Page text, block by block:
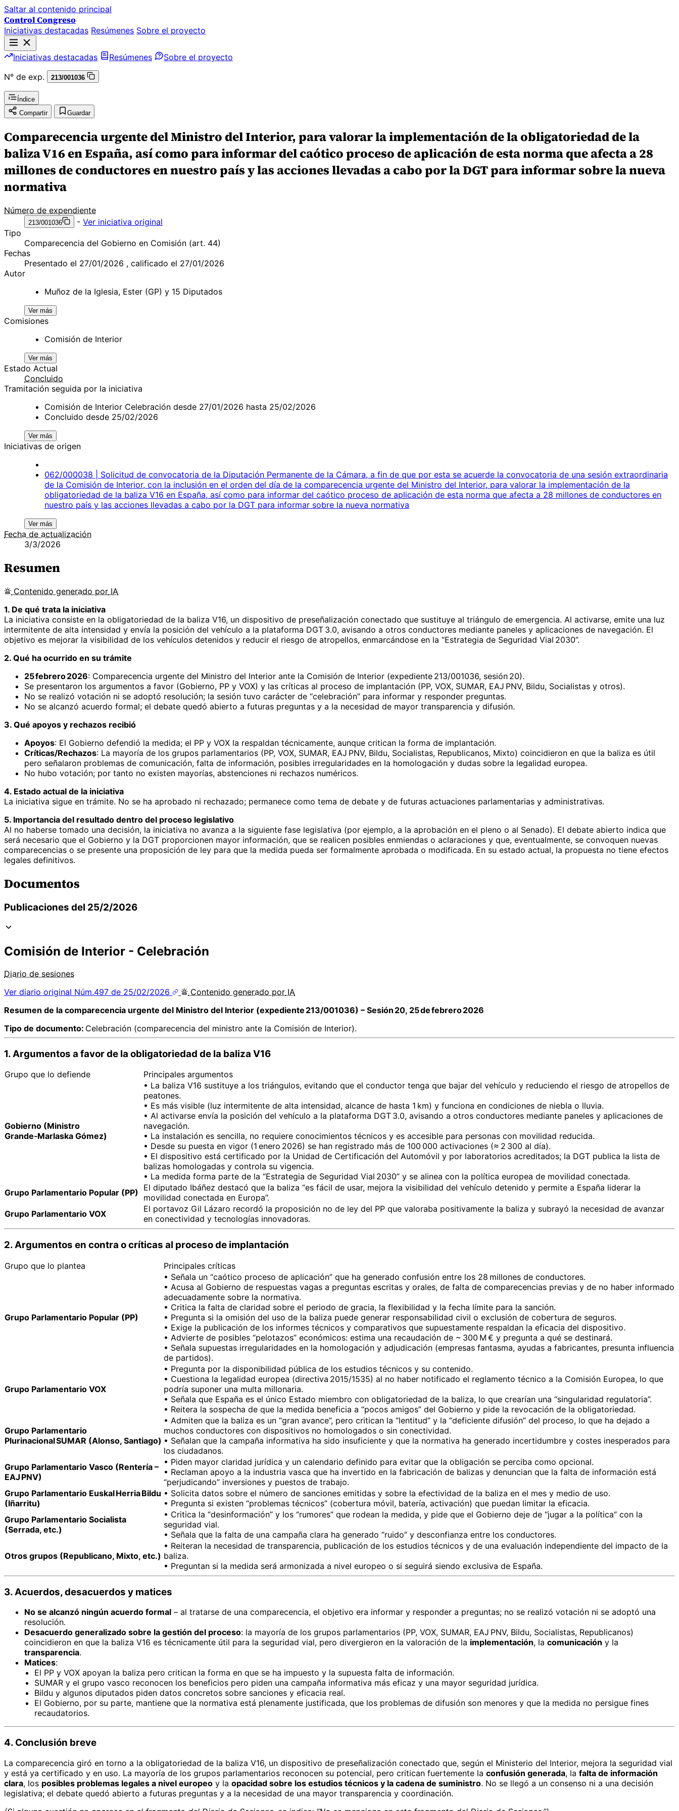
Saltar al contenido principal
Control Congreso
Iniciativas destacadas Resúmenes Sobre el proyecto
Iniciativas destacadas Resúmenes
Sobre el proyecto
N° de exp.
213/001036
Índice
Compartir
Guardar
Comparecencia urgente del Ministro del Interior, para valorar la implementación de la obligatoriedad de la
baliza V16 en España, así como para informar del caótico proceso de aplicación de esta norma que afecta a 28
millones de conductores en nuestro país y las acciones llevadas a cabo por la DGT para informar sobre la nueva
normativa
Número de expendiente
213/001036 - Ver iniciativa original
Tipo
Comparecencia del Gobierno en Comisión (art. 44)
Fechas
Presentado el 27/01/2026 , calificado el 27/01/2026
Autor
Muñoz de la Iglesia, Ester (GP) y 15 Diputados
Ver más
Comisiones
Comisión de Interior
Ver más
Estado Actual
Concluido
Tramitación seguida por la iniciativa
Comisión de Interior Celebración desde 27/01/2026 hasta 25/02/2026
Concluido desde 25/02/2026
Ver más
Iniciativas de origen
062/000038 | Solicitud de convocatoria de la Diputación Permanente de la Cámara, a fin de que por esta se acuerde la convocatoria de una sesión extraordinaria
de la Comisión de Interior, con la inclusión en el orden del día de la comparecencia urgente del Ministro del Interior, para valorar la implementación de la
obligatoriedad de la baliza V16 en España, así como para informar del caótico proceso de aplicación de esta norma que afecta a 28 millones de conductores en
nuestro país y las acciones llevadas a cabo por la DGT para informar sobre la nueva normativa
Ver más
Fecha de actualización
3/3/2026
Resumen
Contenido generado por IA
1. De qué trata la iniciativa
La iniciativa consiste en la obligatoriedad de la baliza V16, un dispositivo de preseñalización conectado que sustituye al triángulo de emergencia. Al activarse, emite una luz
intermitente de alta intensidad y envía la posición del vehículo a la plataforma DGT 3.0, avisando a otros conductores mediante paneles y aplicaciones de navegación. El
objetivo es mejorar la visibilidad de los vehículos detenidos y reducir el riesgo de atropellos, enmarcándose en la “Estrategia de Seguridad Vial 2030”.
2. Qué ha ocurrido en su trámite
25 febrero 2026: Comparecencia urgente del Ministro del Interior ante la Comisión de Interior (expediente 213/001036, sesión 20).
Se presentaron los argumentos a favor (Gobierno, PP y VOX) y las críticas al proceso de implantación (PP, VOX, SUMAR, EAJ PNV, Bildu, Socialistas y otros).
No se realizó votación ni se adoptó resolución; la sesión tuvo carácter de “celebración” para informar y responder preguntas.
No se alcanzó acuerdo formal; el debate quedó abierto a futuras preguntas y a la necesidad de mayor transparencia y difusión.
3. Qué apoyos y rechazos recibió
Apoyos: El Gobierno defendió la medida; el PP y VOX la respaldan técnicamente, aunque critican la forma de implantación.
Críticas/Rechazos: La mayoría de los grupos parlamentarios (PP, VOX, SUMAR, EAJ PNV, Bildu, Socialistas, Republicanos, Mixto) coincidieron en que la baliza es útil
pero señalaron problemas de comunicación, falta de información, posibles irregularidades en la homologación y dudas sobre la legalidad europea.
No hubo votación; por tanto no existen mayorías, abstenciones ni rechazos numéricos.
4. Estado actual de la iniciativa
La iniciativa sigue en trámite. No se ha aprobado ni rechazado; permanece como tema de debate y de futuras actuaciones parlamentarias y administrativas.
5. Importancia del resultado dentro del proceso legislativo
Al no haberse tomado una decisión, la iniciativa no avanza a la siguiente fase legislativa (por ejemplo, a la aprobación en el pleno o al Senado). El debate abierto indica que
será necesario que el Gobierno y la DGT proporcionen mayor información, que se realicen posibles enmiendas o aclaraciones y que, eventualmente, se convoquen nuevas
comparecencias o se presente una proposición de ley para que la medida pueda ser formalmente aprobada o modificada. En su estado actual, la propuesta no tiene efectos
legales definitivos.
Documentos
Publicaciones del 25/2/2026
Comisión de Interior - Celebración
Diario de sesiones
Ver diario original Núm.497 de 25/02/2026 Contenido generado por IA
Resumen de la comparecencia urgente del Ministro del Interior (expediente 213/001036) – Sesión 20, 25 de febrero 2026
Tipo de documento: Celebración (comparecencia del ministro ante la Comisión de Interior).
1. Argumentos a favor de la obligatoriedad de la baliza V16
Grupo que lo defiende Principales argumentos
Gobierno (Ministro
Grande‑Marlaska Gómez)
• La baliza V16 sustituye a los triángulos, evitando que el conductor tenga que bajar del vehículo y reduciendo el riesgo de atropellos de
peatones.
• Es más visible (luz intermitente de alta intensidad, alcance de hasta 1 km) y funciona en condiciones de niebla o lluvia.
• Al activarse envía la posición del vehículo a la plataforma DGT 3.0, avisando a otros conductores mediante paneles y aplicaciones de
navegación.
• La instalación es sencilla, no requiere conocimientos técnicos y es accesible para personas con movilidad reducida.
• Desde su puesta en vigor (1 enero 2026) se han registrado más de 100 000 activaciones (≈ 2 300 al día).
• El dispositivo está certificado por la Unidad de Certificación del Automóvil y por laboratorios acreditados; la DGT publica la lista de
balizas homologadas y controla su vigencia.
• La medida forma parte de la “Estrategia de Seguridad Vial 2030” y se alinea con la política europea de movilidad conectada.
Grupo Parlamentario Popular (PP)
El diputado Ibáñez destacó que la baliza “es fácil de usar, mejora la visibilidad del vehículo detenido y permite a España liderar la
movilidad conectada en Europa”.
Grupo Parlamentario VOX
El portavoz Gil Lázaro recordó la proposición no de ley del PP que valoraba positivamente la baliza y subrayó la necesidad de avanzar
en conectividad y tecnologías innovadoras.
2. Argumentos en contra o críticas al proceso de implantación
Grupo que lo plantea Principales críticas
Grupo Parlamentario Popular (PP)
• Señala un “caótico proceso de aplicación” que ha generado confusión entre los 28 millones de conductores.
• Acusa al Gobierno de respuestas vagas a preguntas escritas y orales, de falta de comparecencias previas y de no haber informado
adecuadamente sobre la normativa.
• Critica la falta de claridad sobre el periodo de gracia, la flexibilidad y la fecha límite para la sanción.
• Pregunta si la omisión del uso de la baliza puede generar responsabilidad civil o exclusión de cobertura de seguros.
• Exige la publicación de los informes técnicos y comparativos que supuestamente respaldan la eficacia del dispositivo.
• Advierte de posibles “pelotazos” económicos: estima una recaudación de ~ 300 M € y pregunta a qué se destinará.
• Señala supuestas irregularidades en la homologación y adjudicación (empresas fantasma, ayudas a fabricantes, presunta influencia
de partidos).
Grupo Parlamentario VOX
• Pregunta por la disponibilidad pública de los estudios técnicos y su contenido.
• Cuestiona la legalidad europea (directiva 2015/1535) al no haber notificado el reglamento técnico a la Comisión Europea, lo que
podría suponer una multa millonaria.
• Señala que España es el único Estado miembro con obligatoriedad de la baliza, lo que crearían una “singularidad regulatoria”.
• Reitera la sospecha de que la medida beneficia a “pocos amigos” del Gobierno y pide la revocación de la obligatoriedad.
Grupo Parlamentario
Plurinacional SUMAR (Alonso, Santiago)
• Admiten que la baliza es un “gran avance”, pero critican la “lentitud” y la “deficiente difusión” del proceso, lo que ha dejado a
muchos conductores con dispositivos no homologados o sin conectividad.
• Señalan que la campaña informativa ha sido insuficiente y que la normativa ha generado incertidumbre y costes inesperados para
los ciudadanos.
Grupo Parlamentario Vasco (Rentería –
EAJ PNV)
• Piden mayor claridad jurídica y un calendario definido para evitar que la obligación se perciba como opcional.
• Reclaman apoyo a la industria vasca que ha invertido en la fabricación de balizas y denuncian que la falta de información está
“perjudicando” inversiones y puestos de trabajo.
Grupo Parlamentario Euskal Herria Bildu
(Iñarritu)
• Solicita datos sobre el número de sanciones emitidas y sobre la efectividad de la baliza en el mes y medio de uso.
• Pregunta si existen “problemas técnicos” (cobertura móvil, batería, activación) que puedan limitar la eficacia.
Grupo Parlamentario Socialista
(Serrada, etc.)
• Critica la “desinformación” y los “rumores” que rodean la medida, y pide que el Gobierno deje de “jugar a la política” con la
seguridad vial.
• Señala que la falta de una campaña clara ha generado “ruido” y desconfianza entre los conductores.
Otros grupos (Republicano, Mixto, etc.)
• Reiteran la necesidad de transparencia, publicación de los estudios técnicos y de una evaluación independiente del impacto de la
baliza.
• Preguntan si la medida será armonizada a nivel europeo o si seguirá siendo exclusiva de España.
3. Acuerdos, desacuerdos y matices
No se alcanzó ningún acuerdo formal – al tratarse de una comparecencia, el objetivo era informar y responder a preguntas; no se realizó votación ni se adoptó una
resolución.
Desacuerdo generalizado sobre la gestión del proceso: la mayoría de los grupos parlamentarios (PP, VOX, SUMAR, EAJ PNV, Bildu, Socialistas, Republicanos)
coincidieron en que la baliza V16 es técnicamente útil para la seguridad vial, pero divergieron en la valoración de la implementación, la comunicación y la
transparencia.
Matices:
El PP y VOX apoyan la baliza pero critican la forma en que se ha impuesto y la supuesta falta de información.
SUMAR y el grupo vasco reconocen los beneficios pero piden una campaña informativa más eficaz y una mayor seguridad jurídica.
Bildu y algunos diputados piden datos concretos sobre sanciones y eficacia real.
El Gobierno, por su parte, mantiene que la normativa está plenamente justificada, que los problemas de difusión son menores y que la medida no persigue fines
recaudatorios.
4. Conclusión breve
La comparecencia giró en torno a la obligatoriedad de la baliza V16, un dispositivo de preseñalización conectado que, según el Ministerio del Interior, mejora la seguridad vial
y está ya certificado y en uso. La mayoría de los grupos parlamentarios reconocen su potencial, pero critican fuertemente la confusión generada, la falta de información
clara, los posibles problemas legales a nivel europeo y la opacidad sobre los estudios técnicos y la cadena de suministro. No se llegó a un consenso ni a una decisión
legislativa; el debate quedó abierto a futuras preguntas y a la necesidad de una mayor transparencia y coordinación.